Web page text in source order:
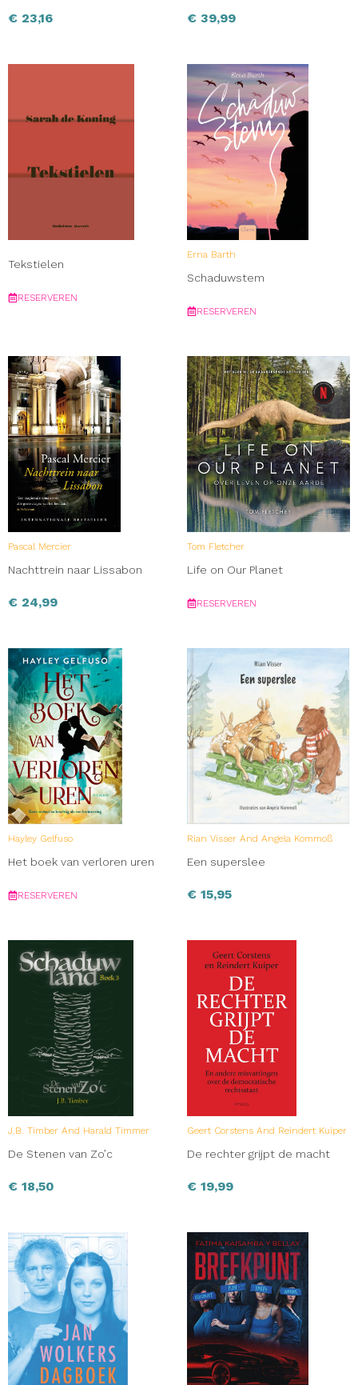
€ 23,16 € 39,99
Tekstielen
RESERVEREN
Erna Barth
Schaduwstem
RESERVEREN
Pascal Mercier
Nachttrein naar Lissabon
€ 24,99
Tom Fletcher
Life on Our Planet
RESERVEREN
Hayley Gelfuso
Het boek van verloren uren
RESERVEREN
Rian Visser And Angela Kommoß
Een superslee
€ 15,95
J.B. Timber And Harald Timmer
De Stenen van Zo’c
€ 18,50
Geert Corstens And Reindert Kuiper
De rechter grijpt de macht
€ 19,99